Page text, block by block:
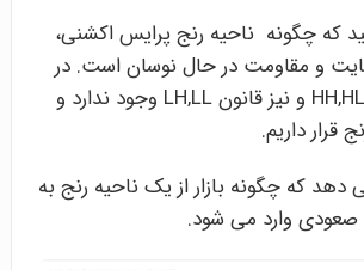
که چگونه ناحیه رنج پرایس اکشنی،
و مقاومت در حال نوسان است. در
این ناحیه قانون HH,HL و نیز قانون LH,LL وجود ندارد و
قرار داریم.
دهد که چگونه بازار از یک ناحیه رنج به
صعودی وارد می شود.